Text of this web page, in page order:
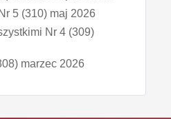
5 (310) maj 2026
Nr 4 (309)
marzec 2026